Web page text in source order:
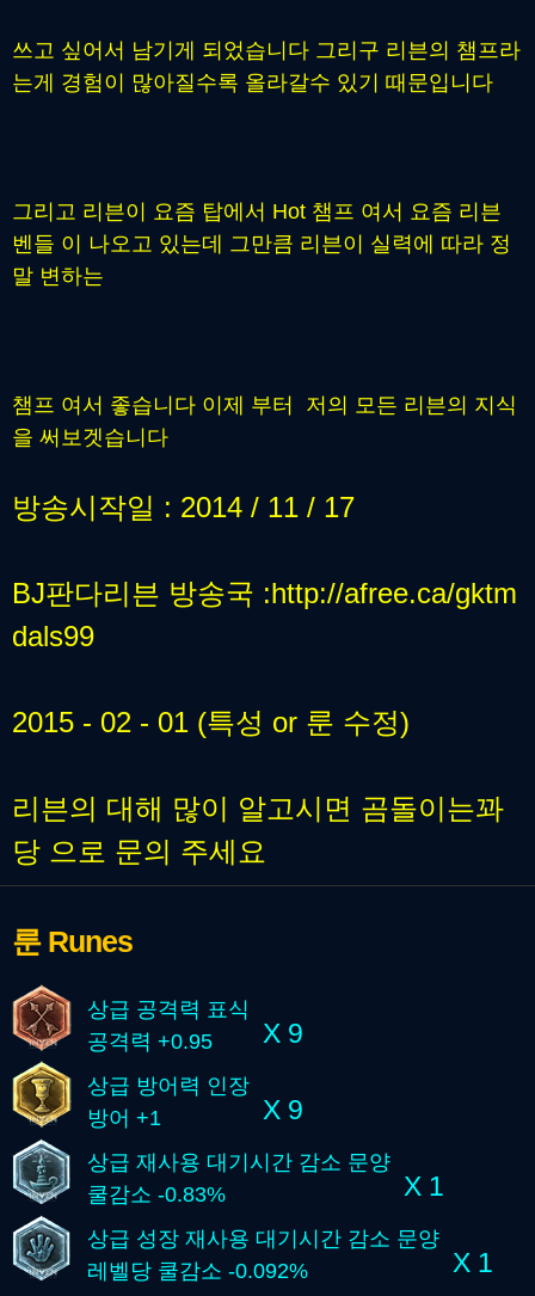
쓰고 싶어서 남기게 되었습니다 그리구 리븐의 챔프라
는게 경험이 많아질수록 올라갈수 있기 때문입니다
그리고 리븐이 요즘 탑에서 Hot 챔프 여서 요즘 리븐
벤들 이 나오고 있는데 그만큼 리븐이 실력에 따라 정
말 변하는
챔프 여서 좋습니다 이제 부터 저의 모든 리븐의 지식
을 써보겟습니다
방송시작일 : 2014 / 11 / 17
BJ판다리븐 방송국 :http://afree.ca/gktm
dals99
2015 - 02 - 01 (특성 or 룬 수정)
리븐의 대해 많이 알고시면 곰돌이는꽈
당 으로 문의 주세요
룬 Runes
상급 공격력 표식
공격력 +0.95
X 9
상급 방어력 인장
방어 +1
X 9
상급 재사용 대기시간 감소 문양
쿨감소 -0.83%
X 1
상급 성장 재사용 대기시간 감소 문양
레벨당 쿨감소 -0.092%
X 1